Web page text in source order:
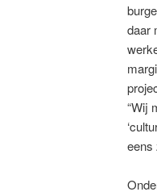
daar
“Wij
eens